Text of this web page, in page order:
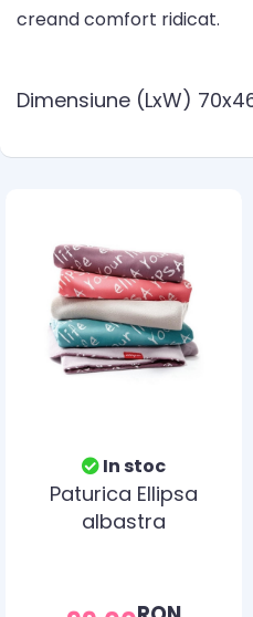
creand comfort ridicat.
Dimensiune (LxW)
In stoc
Paturica Ellipsa
albastra